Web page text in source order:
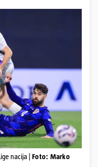
nacija | Foto: Marko